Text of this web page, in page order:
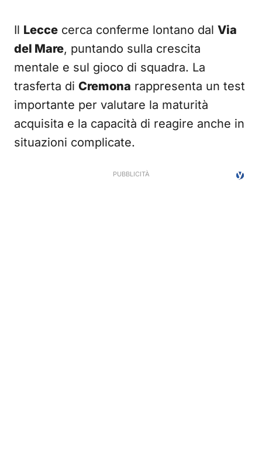
Il Lecce cerca conferme lontano dal Via
del Mare, puntando sulla crescita
mentale e sul gioco di squadra. La
trasferta di Cremona rappresenta un test
importante per valutare la maturità
acquisita e la capacità di reagire anche in
situazioni complicate.